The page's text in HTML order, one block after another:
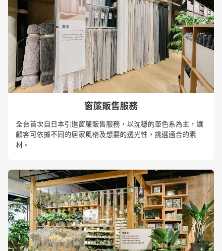
窗簾販售服務
全台首次自日本引進窗簾販售服務，以沈穩的單色系為主，讓
顧客可依據不同的居家風格及想要的透光性，挑選適合的素
材。